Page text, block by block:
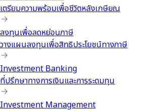
เตรียมความพร้อมเพื่อชีวิตหลังเกษียณ
ลงทุนเพื่อลดหย่อนภาษี
วางแผนลงทุนเพื่อสิทธิประโยชน์ทางภาษี
Investment Banking
ที่ปรึกษาทางการเงินและการระดมทุน
Investment Management